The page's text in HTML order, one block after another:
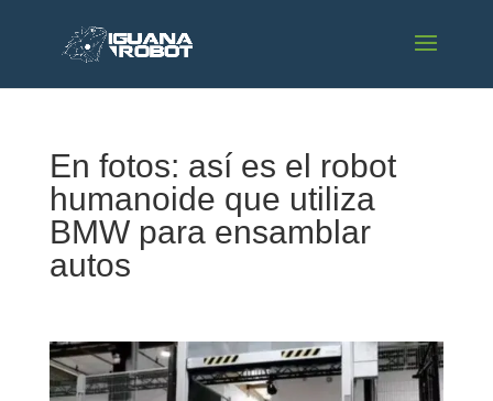
En fotos: así es el robot
humanoide que utiliza
BMW para ensamblar
autos